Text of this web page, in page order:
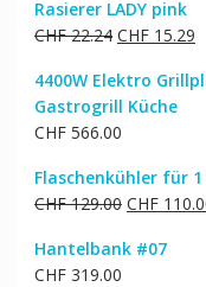
Rasierer LADY pink
CHF22.24
war:
CHF 22.24
CHF15.29
4400W Elektro
Gastrogrill Küche
CHF566.00
Flaschenkühler für
CHF129.00
war:
CHF
Hantelbank #07
CHF319.00